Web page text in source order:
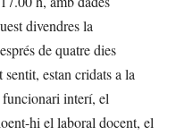
divendres la
de quatre dies
estan cridats a la
interí, el
hi el laboral docent, el